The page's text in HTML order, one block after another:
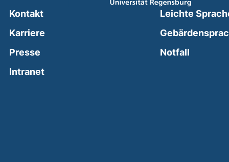
Kontakt
Karriere
Presse
Intranet(external link, opens in a new window)
Leichte
Notfall